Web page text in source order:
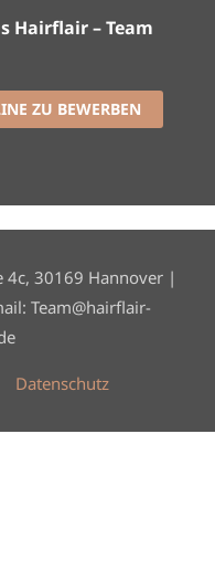
Hairflair – Team
ZU BEWERBEN
4c, 30169 Hannover |
Team@hairflair-
Datenschutz